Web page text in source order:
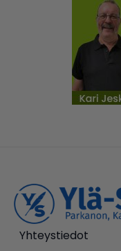
Yhteystiedot